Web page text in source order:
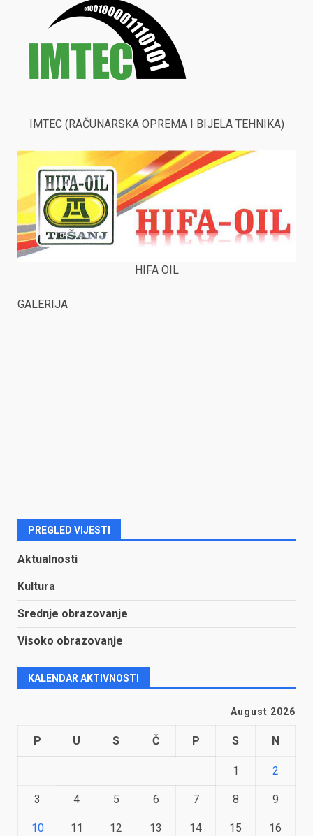
IMTEC (RAČUNARSKA OPREMA I BIJELA TEHNIKA)
HIFA OIL
GALERIJA
PREGLED VIJESTI
Aktualnosti
Kultura
Srednje obrazovanje
Visoko obrazovanje
KALENDAR AKTIVNOSTI
August 2026
P U S Č P S N
1 2
3 4 5 6 7 8 9
10 11 12 13 14 15 16